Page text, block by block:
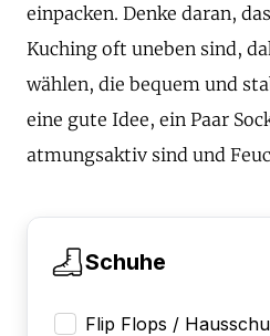
einpacken. Denke daran,
Kuching oft uneben sind,
wählen, die bequem und
eine gute Idee, ein Paar
atmungsaktiv sind und
Schuhe
Flip Flops /